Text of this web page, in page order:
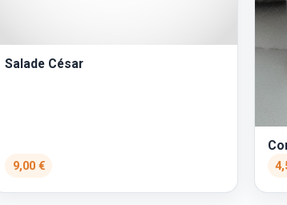
Salade César
9,00 €